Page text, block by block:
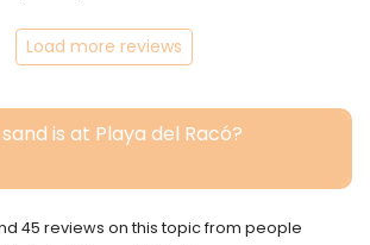
Load more reviews
is at Playa del Racó?
45 reviews on this topic from people